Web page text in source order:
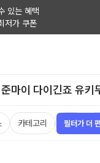
있는 혜택
저가 쿠폰
마이 다이긴죠 유키
카테고리 가격
필터가 더